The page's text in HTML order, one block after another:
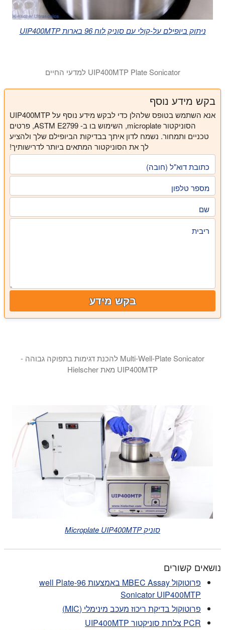
ניתוק ביופילם על-קולי עם סוניק לוח 96 בארות UIP400MTP
UIP400MTP Plate Sonicator למדעי החיים
בקש מידע נוסף
אנא השתמש בטופס שלהלן כדי לבקש מידע נוסף על UIP400MTP
הסוניקטור microplate, השימוש בו ב- ASTM E2799, פרטים
טכניים ותמחור. נשמח לדון איתך בבדיקות הביופילם שלך ולהציע
לך את הסוניקטור המתאים ביותר לדרישותיך!
כתובת דוא"ל (חובה)
מספר טלפון
שם
ריבית
בקש מידע
Multi-Well-Plate Sonicator להכנת דגימות בתפוקה גבוהה -
UIP400MTP מאת Hielscher
סוניק Microplate UIP400MTP
נושאים קשורים
פרוטוקול MBEC Assay באמצעות 96-well Plate
Sonicator UIP400MTP
פרוטוקול בדיקת ריכוז מעכב מינימלי (MIC)
PCR צלחת סוניקטור UIP400MTP